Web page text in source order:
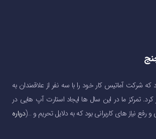
قبل بود که شرکت آماتیس کار خود را با سه نفر از علاقمندان به
تمرکز ما در این سال ها ایجاد استارت آپ هایی در
رفع نیاز های کاربرانی بود که به دلایل تحریم و …(درباره